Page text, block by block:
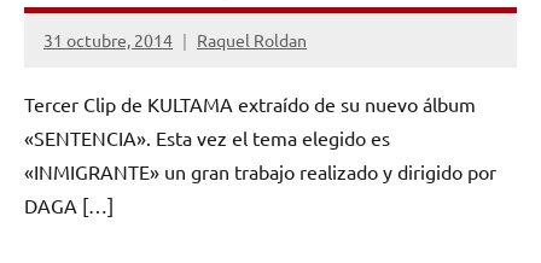
31 octubre, 2014 Raquel Roldan
No
comentarios
Tercer Clip de KULTAMA extraído de su nuevo álbum
«SENTENCIA». Esta vez el tema elegido es
«INMIGRANTE» un gran trabajo realizado y dirigido por
DAGA […]